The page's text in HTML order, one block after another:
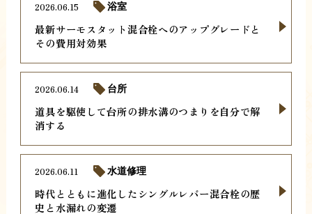
最新サーモスタット混合栓へのアップグレードと
その費用対効果
2026.06.15 浴室
道具を駆使して台所の排水溝のつまりを自分で解
消する
2026.06.14 台所
時代とともに進化したシングルレバー混合栓の歴
史と水漏れの変遷
2026.06.11 水道修理